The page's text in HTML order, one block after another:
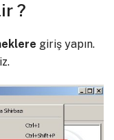
?
giriş yapın.